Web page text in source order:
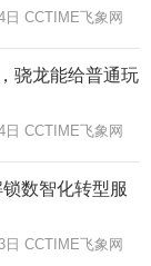
日 CCTIME飞象网
骁龙能给普通玩
日 CCTIME飞象网
数智化转型服
日 CCTIME飞象网